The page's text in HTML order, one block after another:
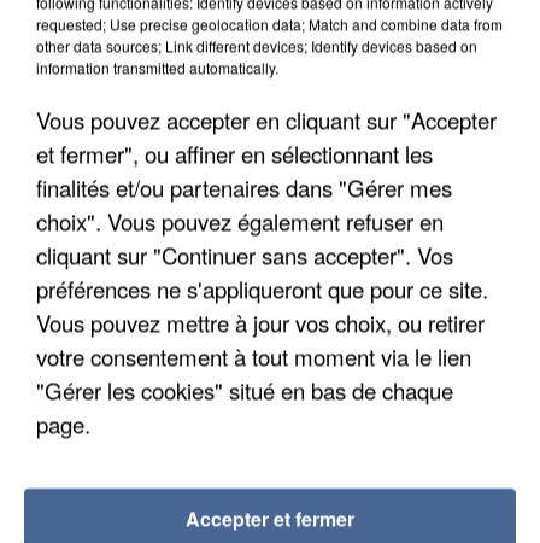
Votre n° de téléphone*
Votre message*
Taille maximum : 500 caractères
Votre CV
L'upload de fichier est limité à 2Mo pour les images et PDF et 5Mo pour les
requested; Use precise geolocation data; Match and combine data from
other data sources; Link different devices; Identify devices based on
information transmitted automatically.
Vous pouvez accepter en cliquant sur "Accepter
et fermer", ou affiner en sélectionnant les
finalités et/ou partenaires dans "Gérer mes
choix". Vous pouvez également refuser en
cliquant sur "Continuer sans accepter". Vos
préférences ne s'appliqueront que pour ce site.
Vous pouvez mettre à jour vos choix, ou retirer
votre consentement à tout moment via le lien
"Gérer les cookies" situé en bas de chaque
page.
Accepter et fermer